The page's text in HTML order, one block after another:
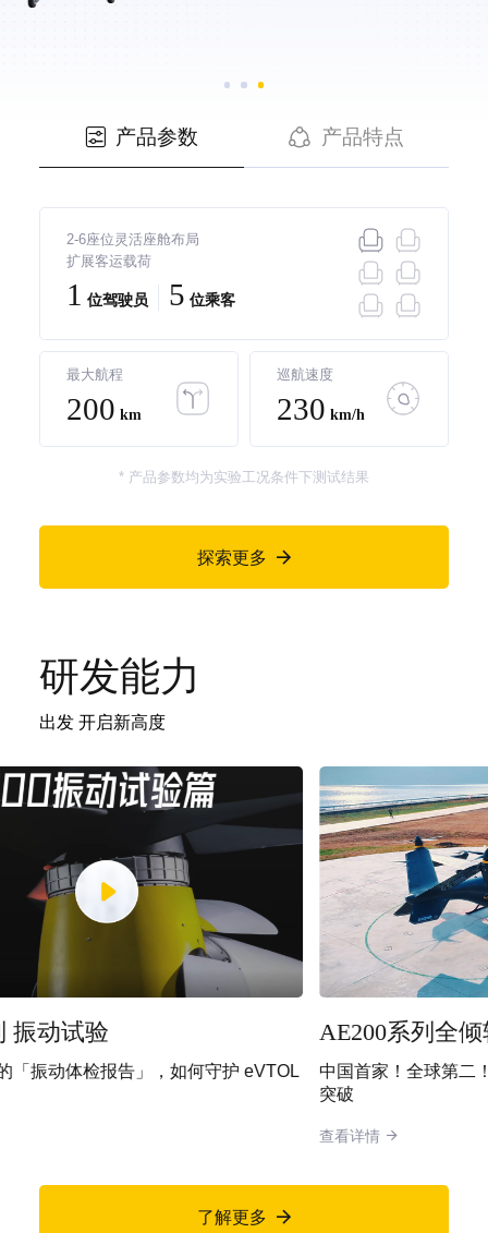
 产品参数  产品特点
2-6座位灵活座舱布局
扩展客运载荷
1 位驾驶员 5 位乘客
最大航程
200 km
巡航速度
230 km/h
* 产品参数均为实验工况条件下测试结果
探索更多 
研发能力
出发 开启新高度
AE200系列全倾转飞行
中国首家！全球第二！沃飞长空AE200取得关键技术
了解更多 